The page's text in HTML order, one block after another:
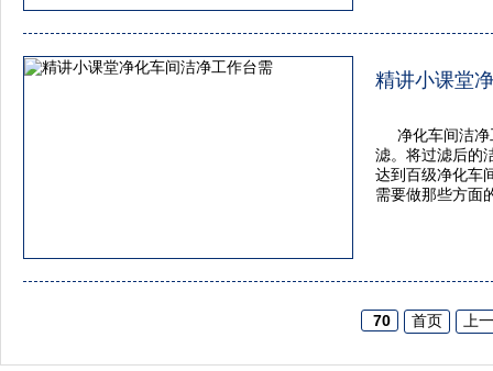
精讲小课堂
净化车间洁
滤。将过滤后的
达到百级净化车
需要做那些方面
70 首页 上